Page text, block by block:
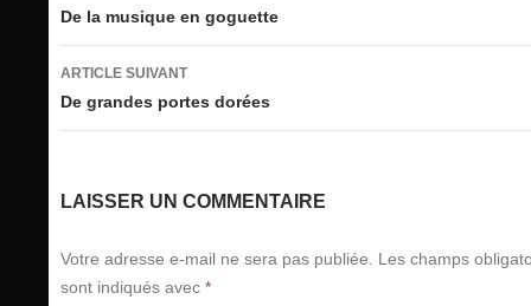
des
articles
De la musique en goguette
ARTICLE SUIVANT
De grandes portes dorées
LAISSER UN COMMENTAIRE
Votre adresse e-mail ne sera pas publiée.
Les champs
sont indiqués avec *